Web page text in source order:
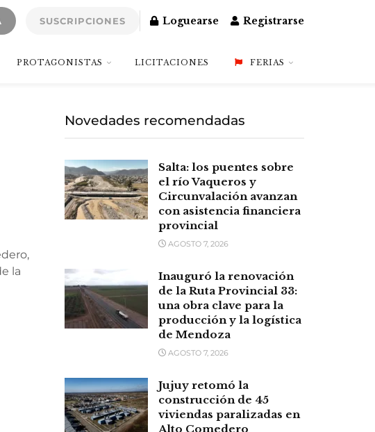
SUSCRIPCIONES Loguearse Registrarse
PROTAGONISTAS LICITACIONES FERIAS
la
Novedades recomendadas
Salta: los puentes sobre
el río Vaqueros y
Circunvalación avanzan
con asistencia financiera
provincial
AGOSTO 7, 2026
Inauguró la renovación
de la Ruta Provincial 33:
una obra clave para la
producción y la logística
de Mendoza
AGOSTO 7, 2026
Jujuy retomó la
construcción de 45
viviendas paralizadas en
Alto Comedero